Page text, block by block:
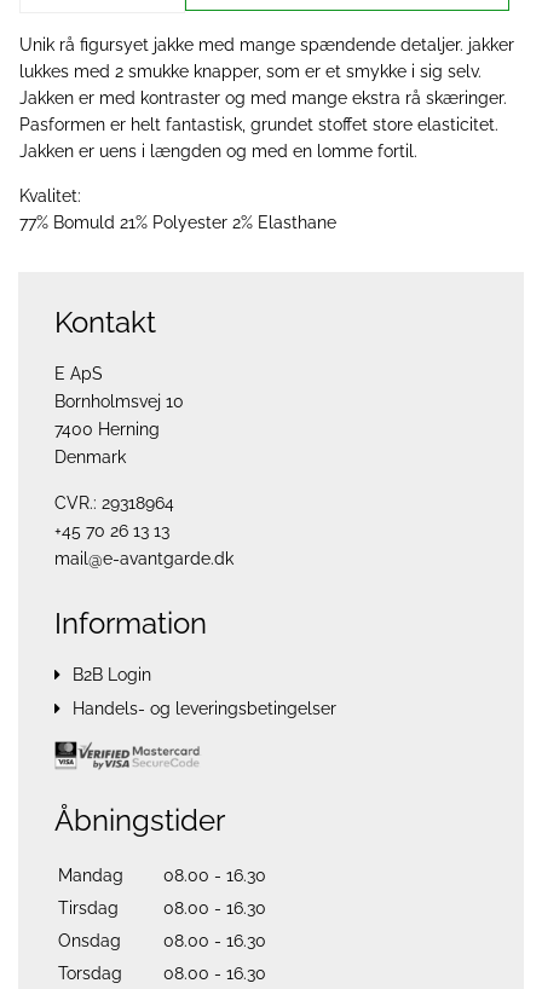
Unik rå figursyet jakke med mange spændende detaljer. jakker
lukkes med 2 smukke knapper, som er et smykke i sig selv.
Jakken er med kontraster og med mange ekstra rå skæringer.
Pasformen er helt fantastisk, grundet stoffet store elasticitet.
Jakken er uens i længden og med en lomme fortil.
Kvalitet:
77% Bomuld 21% Polyester 2% Elasthane
Kontakt
E ApS
Bornholmsvej 10
7400 Herning
Denmark
CVR.: 29318964
+45 70 26 13 13
mail@e-avantgarde.dk
Information
B2B Login
Handels- og leveringsbetingelser
Åbningstider
Mandag
08.00 - 16.30
Tirsdag
08.00 - 16.30
Onsdag
08.00 - 16.30
Torsdag
08.00 - 16.30